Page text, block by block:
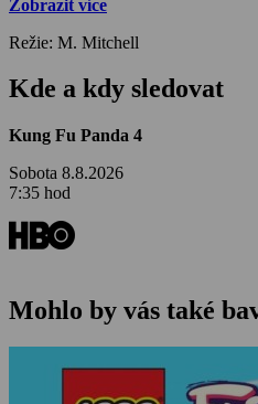
Zobrazit více
Režie: M. Mitchell
Kde a kdy sledovat
Kung Fu Panda 4
Sobota 8.8.2026
7:35 hod
Mohlo by vás také